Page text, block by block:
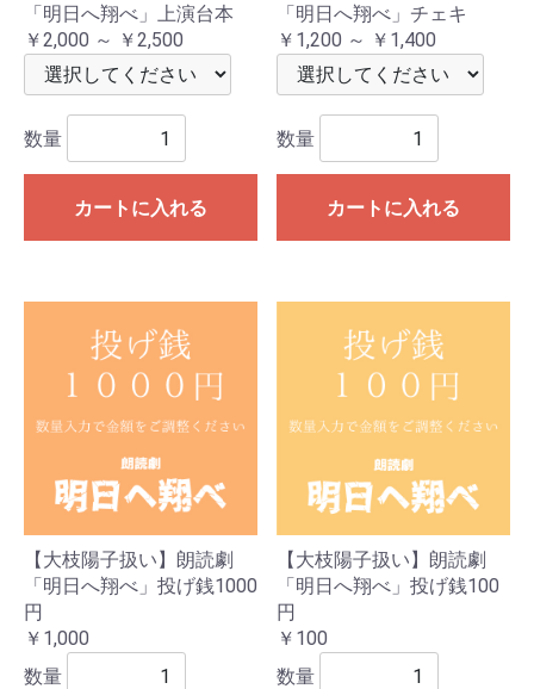
「明日へ翔べ」上演台本
￥2,000 ～ ￥2,500
数量
カートに入れる
「明日へ翔べ」チェキ
￥1,200 ～ ￥1,400
数量
カートに入れる
【大枝陽子扱い】朗読劇
「明日へ翔べ」投げ銭1000
円
￥1,000
数量
【大枝陽子扱い】朗読劇
「明日へ翔べ」投げ銭100
円
￥100
数量